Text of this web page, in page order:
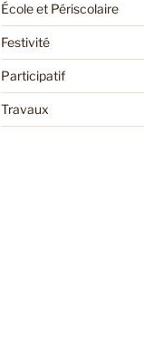
École et Périscolaire
Festivité
Participatif
Travaux